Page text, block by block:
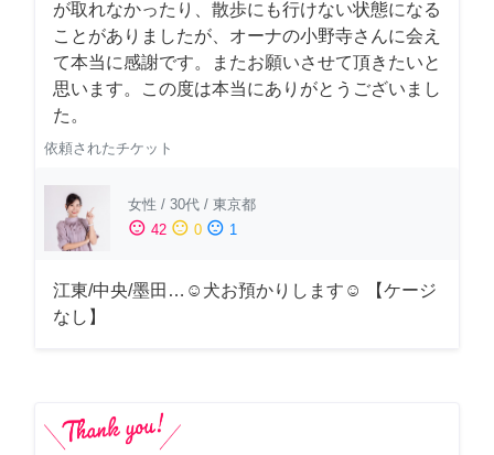
が取れなかったり、散歩にも行けない状態になる
ことがありましたが、オーナの小野寺さんに会え
て本当に感謝です。またお願いさせて頂きたいと
思います。この度は本当にありがとうございまし
た。
依頼されたチケット
女性 / 30代 / 東京都
sentiment_satisfied 42 sentiment_neutral 0 sentiment_dissatisfied 1
江東/中央/墨田…☺︎犬お預かりします☺︎ 【ケージ
なし】